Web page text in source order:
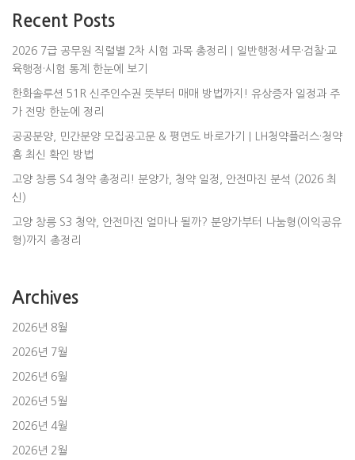
Recent Posts
2026 7급 공무원 직렬별 2차 시험 과목 총정리｜일반행정·세무·검찰·교
육행정·시험 통계 한눈에 보기
한화솔루션 51R 신주인수권 뜻부터 매매 방법까지! 유상증자 일정과 주
가 전망 한눈에 정리
공공분양, 민간분양 모집공고문 & 평면도 바로가기｜LH청약플러스·청약
홈 최신 확인 방법
고양 창릉 S4 청약 총정리! 분양가, 청약 일정, 안전마진 분석 (2026 최
신)
고양 창릉 S3 청약, 안전마진 얼마나 될까? 분양가부터 나눔형(이익공유
형)까지 총정리
Archives
2026년 8월
2026년 7월
2026년 6월
2026년 5월
2026년 4월
2026년 2월